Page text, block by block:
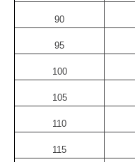
90
95
100
105
110
115